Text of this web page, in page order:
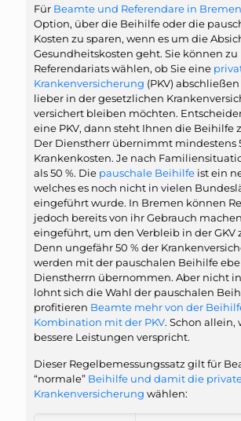
Für Beamte und Referendare in Bremen
Option, über die Beihilfe oder die
Kosten zu sparen, wenn es um die
Gesundheitskosten geht. Sie können
Referendariats wählen, ob Sie eine
Krankenversicherung (PKV)
lieber in der gesetzlichen
versichert bleiben möchten.
eine PKV, dann steht Ihnen die Beihilfe
Der Dienstherr übernimmt mindestens
Krankenkosten. Je nach
als 50 %. Die pauschale Beihilfe ist ein
welches es noch nicht in vielen
eingeführt wurde. In Bremen können
jedoch bereits von ihr Gebrauch
eingeführt, um den Verbleib in der GKV
Denn ungefähr 50 % der
werden mit der pauschalen Beihilfe
Dienstherrn übernommen. Aber nicht
lohnt sich die Wahl der pauschalen
profitieren Beamte mehr von der
Kombination mit der PKV. Schon allein,
bessere Leistungen verspricht.
Dieser Regelbemessungssatz gilt für
“normale” Beihilfe und damit die
Krankenversicherung wählen: